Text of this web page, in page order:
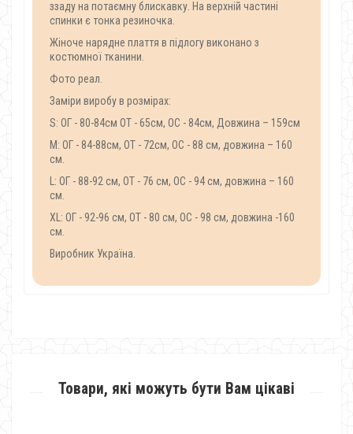
ззаду на потаємну блискавку. На верхній частині
спинки є тонка резиночка.
Жіноче нарядне плаття в підлогу виконано з
костюмної тканини.
Фото реал.
Заміри виробу в розмірах:
S: ОГ - 80-84см ОТ - 65см, ОС - 84см, Довжина – 159см
М: ОГ - 84-88см, ОТ - 72см, ОС - 88 см, довжина – 160
см.
L: ОГ - 88-92 см, ОТ - 76 см, ОС - 94 см, довжина – 160
см.
XL: ОГ - 92-96 см, ОТ - 80 см, ОС - 98 см, довжина -160
см.
Виробник Україна.
Товари, які можуть бути Вам цікаві